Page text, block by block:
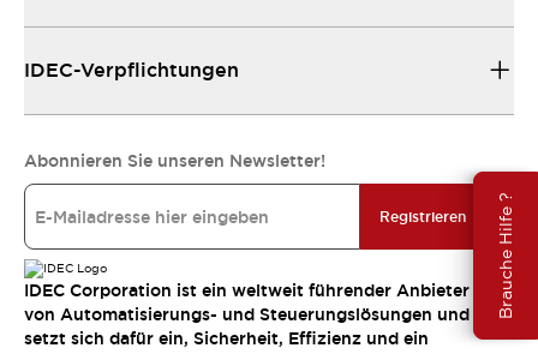
Brauche Hilfe ?
IDEC-Verpflichtungen
Abonnieren Sie unseren Newsletter!
Registrieren
IDEC Corporation ist ein weltweit führender Anbieter
von Automatisierungs- und Steuerungslösungen und
setzt sich dafür ein, Sicherheit, Effizienz und ein